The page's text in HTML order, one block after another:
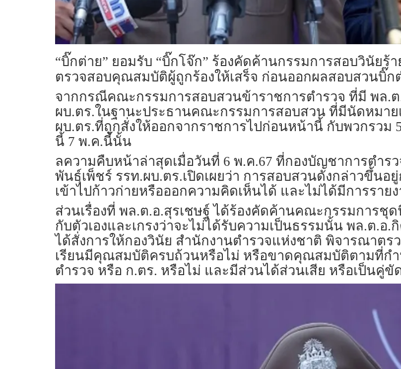
“บิ๊กต่าย” ยอมรับ “บิ๊กโจ๊ก” ร้องคัดค้านกรรมการสอบวินัยร้
ตรวจสอบคุณสมบัติผู้ถูกร้องให้เสร็จ ก่อนออกผลสอบสวนบิ๊ก
จากกรณีคณะกรรมการสอบสวนข้าราชการตำรวจ ที่มี พล.
ผบ.ตร.ในฐานะประธานคณะกรรมการสอบสวน ที่มีนัดหมาย
ผบ.ตร.ที่ถูกสั่งให้ออกจากราชการไปก่อนหน้านี้ กับพวกรวม
นี้ 7 พ.ค.นี้นั้น
ลความคืบหน้าล่าสุดเมื่อวันที่ 6 พ.ค.67 ที่กองบัญชาการตำร
พันธุ์เพ็ชร์ รรท.ผบ.ตร.เปิดเผยว่า การสอบสวนดังกล่าวขึ้น
เข้าไปก้าวก่ายหรือออกความคิดเห็นได้ และไม่ได้มีการรา
ส่วนเรื่องที่ พล.ต.อ.สุรเชษฐ์ ได้ร้องคัดค้านคณะกรรมการชุ
กับตัวเองและเกรงว่าจะไม่ได้รับความเป็นธรรมนั้น พล.ต.อ.
ได้สั่งการให้กองวินัย สำนักงานตำรวจแห่งชาติ พิจารณาตร
เรียนมีคุณสมบัติครบถ้วนหรือไม่ หรือขาดคุณสมบัติตามที่ก
ตำรวจ หรือ ก.ตร. หรือไม่ และมีส่วนได้ส่วนเสีย หรือเป็นคู่